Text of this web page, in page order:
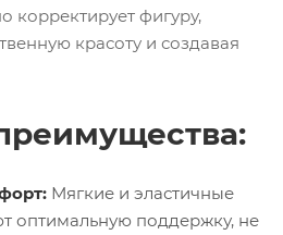
корректирует фигуру,
красоту и создавая
Мягкие и эластичные
оптимальную поддержку, не